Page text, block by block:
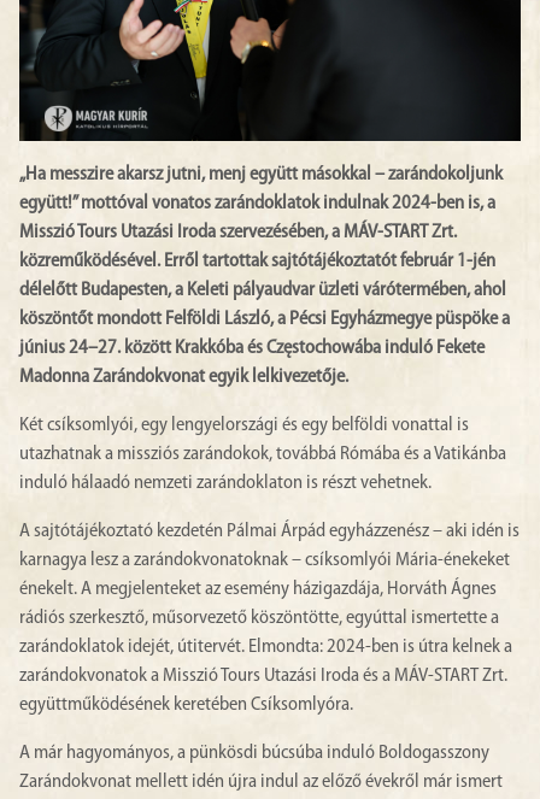
„Ha messzire akarsz jutni, menj együtt másokkal – zarándokoljunk
együtt!” mottóval vonatos zarándoklatok indulnak 2024-ben is, a
Misszió Tours Utazási Iroda szervezésében, a MÁV-START Zrt.
közreműködésével. Erről tartottak sajtótájékoztatót február 1-jén
délelőtt Budapesten, a Keleti pályaudvar üzleti várótermében, ahol
köszöntőt mondott Felföldi László, a Pécsi Egyházmegye püspöke a
június 24–27. között Krakkóba és Częstochowába induló Fekete
Madonna Zarándokvonat egyik lelkivezetője.
Két csíksomlyói, egy lengyelországi és egy belföldi vonattal is
utazhatnak a missziós zarándokok, továbbá Rómába és a Vatikánba
induló hálaadó nemzeti zarándoklaton is részt vehetnek.
A sajtótájékoztató kezdetén Pálmai Árpád egyházzenész – aki idén is
karnagya lesz a zarándokvonatoknak – csíksomlyói Mária-énekeket
énekelt. A megjelenteket az esemény házigazdája, Horváth Ágnes
rádiós szerkesztő, műsorvezető köszöntötte, egyúttal ismertette a
zarándoklatok idejét, útitervét. Elmondta: 2024-ben is útra kelnek a
zarándokvonatok a Misszió Tours Utazási Iroda és a MÁV-START Zrt.
együttműködésének keretében Csíksomlyóra.
A már hagyományos, a pünkösdi búcsúba induló Boldogasszony
Zarándokvonat mellett idén újra indul az előző évekről már ismert